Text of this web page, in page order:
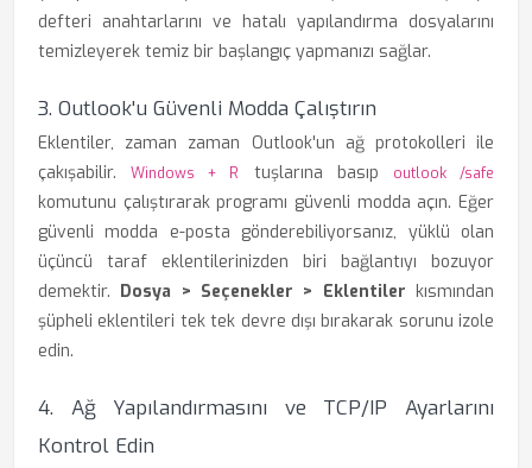
defteri anahtarlarını ve hatalı yapılandırma dosyalarını
temizleyerek temiz bir başlangıç yapmanızı sağlar.
3. Outlook'u Güvenli Modda Çalıştırın
Eklentiler, zaman zaman Outlook'un ağ protokolleri ile
çakışabilir.Windows + R tuşlarına basıp outlook /safe
komutunu çalıştırarak programı güvenli modda açın. Eğer
güvenli modda e-posta gönderebiliyorsanız, yüklü olan
üçüncü taraf eklentilerinizden biri bağlantıyı bozuyor
demektir. Dosya > Seçenekler > Eklentiler kısmından
şüpheli eklentileri tek tek devre dışı bırakarak sorunu izole
edin.
4. Ağ Yapılandırmasını ve TCP/IP Ayarlarını
Kontrol Edin